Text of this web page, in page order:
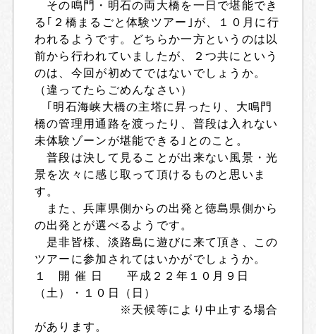
その鳴門・明石の両大橋を一日で堪能でき
る｢２橋まるごと体験ツアー｣が、１０月に行
われるようです。どちらか一方というのは以
前から行われていましたが、２つ共にという
のは、今回が初めてではないでしょうか。
（違ってたらごめんなさい）
｢明石海峡大橋の主塔に昇ったり、大鳴門
橋の管理用通路を渡ったり、普段は入れない
未体験ゾーンが堪能できる｣とのこと。
普段は決して見ることが出来ない風景・光
景を次々に感じ取って頂けるものと思いま
す。
また、兵庫県側からの出発と徳島県側から
の出発とが選べるようです。
是非皆様、淡路島に遊びに来て頂き、この
ツアーに参加されてはいかがでしょうか。
１ 開 催 日 平成２２年１０月９日
（土）・１０日（日）
※天候等により中止する場合
があります。